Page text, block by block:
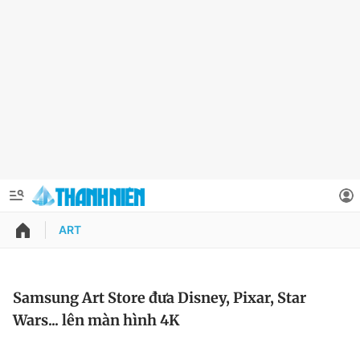
QUẢNG CÁO
Đổi mật khẩu
ART
Samsung Art Store đưa Disney, Pixar, Star
Wars... lên màn hình 4K